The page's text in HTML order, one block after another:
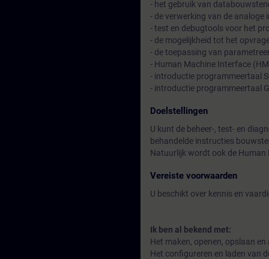
- het gebruik van
- de verwerking van de analoge
- test en debugtools voor het
- de mogelijkheid tot het
- de toepassing van
- Human Machine Interface
- introductie programmeertaal
- introductie programmeertaal
Doelstellingen
U kunt de beheer-, test- en
behandelde instructies
Natuurlijk wordt ook de Human
Vereiste voorwaarden
U beschikt over kennis en
Ik ben al bekend met:
Het maken, openen, opslaan
Het configureren en laden van